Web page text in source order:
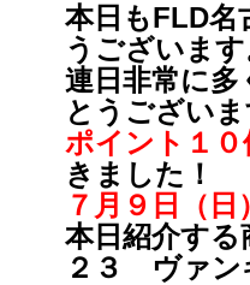
本日もFLD名
うございます
連日非常に
とうございま
ポイント１
きました！
７月９日（日
本日紹介する
２３ ヴァン